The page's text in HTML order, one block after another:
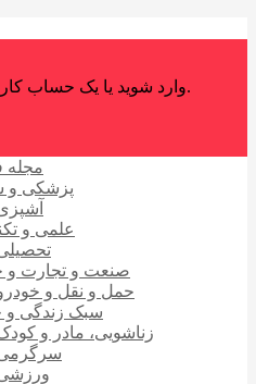
وارد شوید یا یک حساب کاربری جدید ایجاد کنید.
مجله
پزشکی و
علمی و
صنعت و تجارت و
حمل و نقل و
سبک زندگی و
زناشویی، مادر و